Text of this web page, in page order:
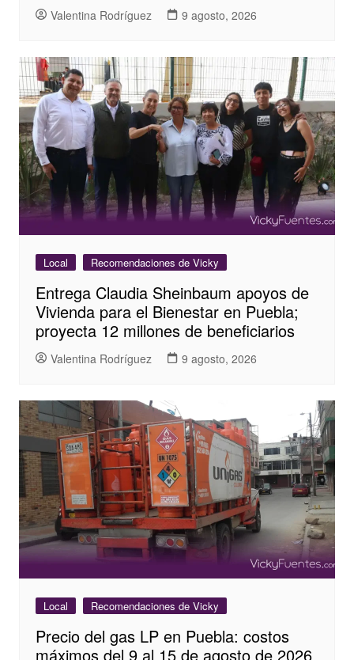
Valentina Rodríguez 9 agosto, 2026
Local Recomendaciones de Vicky
Entrega Claudia Sheinbaum apoyos de
Vivienda para el Bienestar en Puebla;
proyecta 12 millones de beneficiarios
Valentina Rodríguez 9 agosto, 2026
Local Recomendaciones de Vicky
Precio del gas LP en Puebla: costos
máximos del 9 al 15 de agosto de 2026